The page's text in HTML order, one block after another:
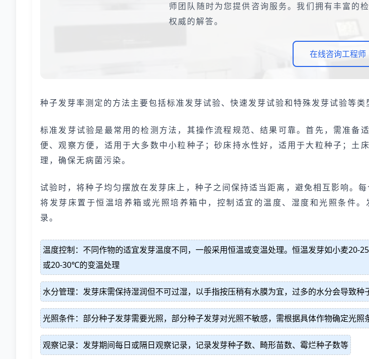
师团队随时为您提供咨询服务。我们拥有丰富的
权威的解答。
在线咨询工程师
种子发芽率测定的方法主要包括标准发芽试验、快速发芽试验和特殊发芽试验等
标准发芽试验是最常用的检测方法，其操作流程规范、结果可靠。首先，需准备
便、观察方便，适用于大多数中小粒种子；砂床持水性好，适用于大粒种子；土
理，确保无病菌污染。
试验时，将种子均匀摆放在发芽床上，种子之间保持适当距离，避免相互影响。
将发芽床置于恒温培养箱或光照培养箱中，控制适宜的温度、湿度和光照条件
录。
温度控制：不同作物的适宜发芽温度不同，一般采用恒温或变温处理。恒温发芽如小麦
或20-30℃的变温处理
水分管理：发芽床需保持湿润但不可过湿，以手指按压稍有水膜为宜，过多的水分会导致种
光照条件：部分种子发芽需要光照，部分种子发芽对光照不敏感，需根据具体作物确定光照
观察记录：发芽期间每日或隔日观察记录，记录发芽种子数、畸形苗数、霉烂种子数等